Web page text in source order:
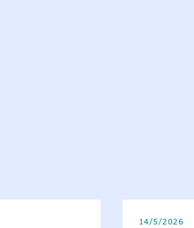
14/5/2026